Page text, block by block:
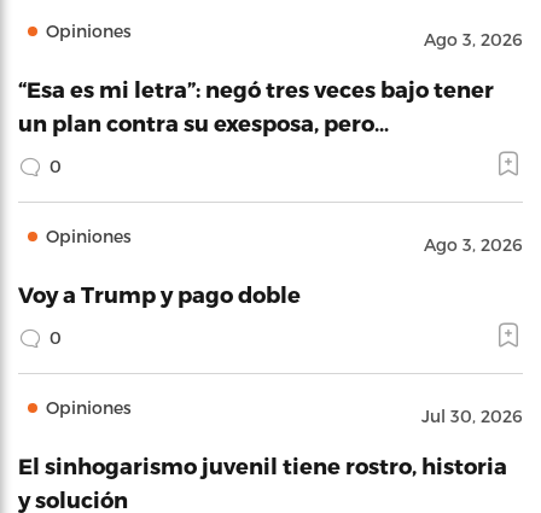
Opiniones Ago 3, 2026
“Esa es mi letra”: negó tres veces bajo tener
un plan contra su exesposa, pero…
0
Opiniones Ago 3, 2026
Voy a Trump y pago doble
0
Opiniones Jul 30, 2026
El sinhogarismo juvenil tiene rostro, historia
y solución